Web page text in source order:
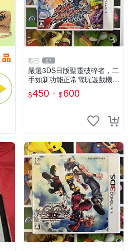
觀己 27
嚴選3DS日版聖靈破碎者，二
手如新功能正常電玩遊戲機
聖靈破碎者 3DS 日版 電玩
測試無誤
$450 - $600